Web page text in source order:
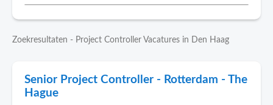
Zoekresultaten - Project Controller Vacatures in Den Haag
Senior Project Controller - Rotterdam - The
Hague